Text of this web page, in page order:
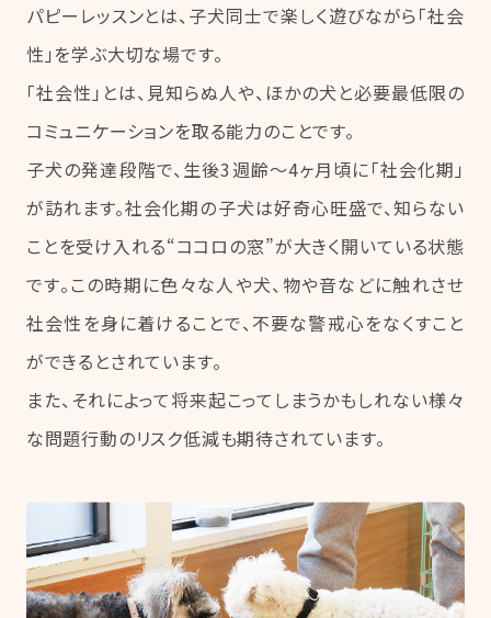
パピーレッスンとは、子犬同士で楽しく遊びながら「社会
性」を学ぶ大切な場です。
「社会性」とは、見知らぬ人や、ほかの犬と必要最低限の
コミュニケーションを取る能力のことです。
子犬の発達段階で、生後3週齢～4ヶ月頃に「社会化期」
が訪れます。社会化期の子犬は好奇心旺盛で、知らない
ことを受け入れる“ココロの窓”が大きく開いている状態
です。この時期に色々な人や犬、物や音などに触れさせ
社会性を身に着けることで、不要な警戒心をなくすこと
ができるとされています。
また、それによって将来起こってしまうかもしれない様々
な問題行動のリスク低減も期待されています。